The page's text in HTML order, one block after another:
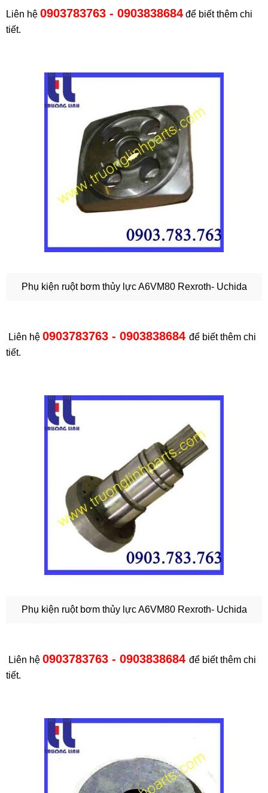
Liên hệ 0903783763 - 0903838684 để biết thêm chi
tiết.
Phụ kiện ruột bơm thủy lực A6VM80 Rexroth- Uchida
Liên hệ 0903783763 - 0903838684 để biết thêm chi
tiết.
Phụ kiện ruột bơm thủy lực A6VM80 Rexroth- Uchida
Liên hệ 0903783763 - 0903838684 để biết thêm chi
tiết.